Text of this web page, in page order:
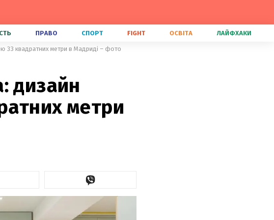
ПРАВО СПОРТ FIGHT ОСВІТА ЛАЙФХАКИ
33 квадратних метри в Мадриді – фото
дизайн
метри